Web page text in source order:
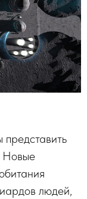
Новые
людей,